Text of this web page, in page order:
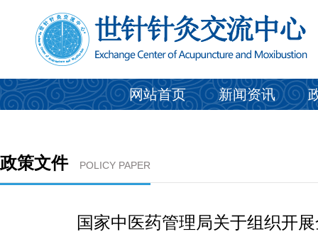
网站首页 新闻资讯
政策文件 POLICY PAPER
国家中医药管理局关于组织开